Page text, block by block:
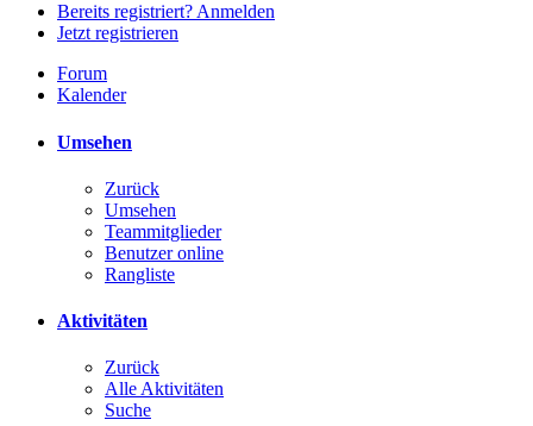
Bereits registriert? Anmelden
Jetzt registrieren
Forum
Kalender
Umsehen
Zurück
Umsehen
Teammitglieder
Benutzer online
Rangliste
Aktivitäten
Zurück
Alle Aktivitäten
Suche